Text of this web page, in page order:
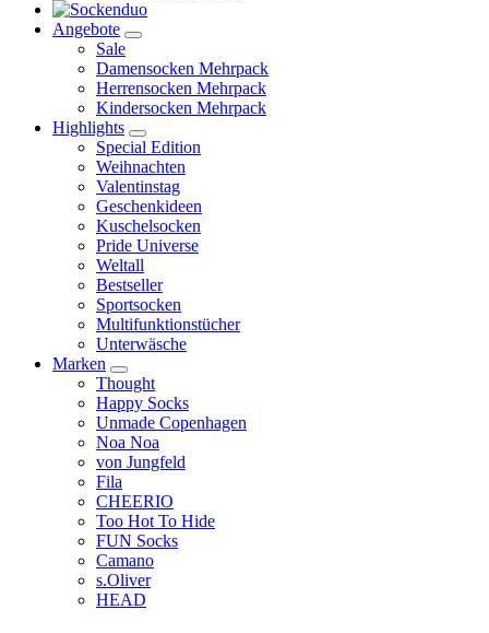
Angebote
Sale
Damensocken Mehrpack
Herrensocken Mehrpack
Kindersocken Mehrpack
Highlights
Special Edition
Weihnachten
Valentinstag
Geschenkideen
Kuschelsocken
Pride Universe
Weltall
Bestseller
Sportsocken
Multifunktionstücher
Unterwäsche
Marken
Thought
Happy Socks
Unmade Copenhagen
Noa Noa
von Jungfeld
Fila
CHEERIO
Too Hot To Hide
FUN Socks
Camano
s.Oliver
HEAD